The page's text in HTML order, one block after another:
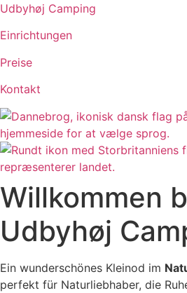
Videre
indhold
Udbyhøj Camping
Einrichtungen
Preise
Kontakt
Willkommen
Udbyhøj
Ein wunderschönes Kleinod im
perfekt für Naturliebhaber, die